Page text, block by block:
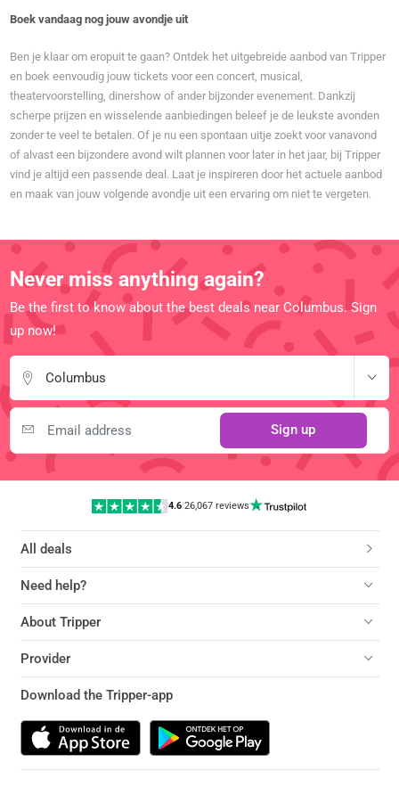
Boek vandaag nog jouw avondje uit
Ben je klaar om eropuit te gaan? Ontdek het uitgebreide aanbod van Tripper
en boek eenvoudig jouw tickets voor een concert, musical,
theatervoorstelling, dinershow of ander bijzonder evenement. Dankzij
scherpe prijzen en wisselende aanbiedingen beleef je de leukste avonden
zonder te veel te betalen. Of je nu een spontaan uitje zoekt voor vanavond
of alvast een bijzondere avond wilt plannen voor later in het jaar, bij Tripper
vind je altijd een passende deal. Laat je inspireren door het actuele aanbod
en maak van jouw volgende avondje uit een ervaring om niet te vergeten.
Never miss anything again?
Be the first to know about the best deals near Columbus. Sign
up now!
Columbus
Sign up
4.6| 26,067 reviews
All deals
Need help?
About Tripper
Provider
Download the Tripper-app